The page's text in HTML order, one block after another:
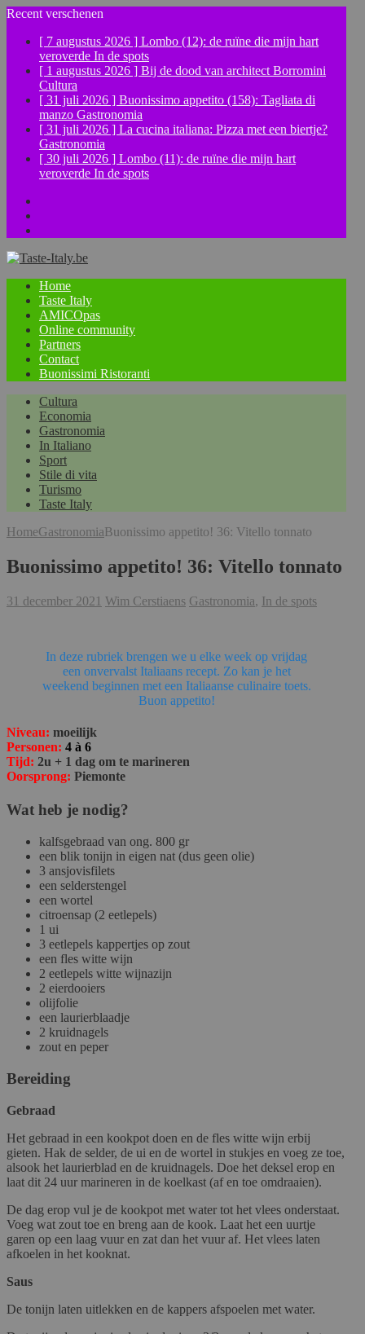
Recent verschenen
[ 7 augustus 2026 ] Lombo (12): de ruïne die mijn hart
veroverde In de spots
[ 1 augustus 2026 ] Bij de dood van architect Borromini
Cultura
[ 31 juli 2026 ] Buonissimo appetito (158): Tagliata di
manzo Gastronomia
[ 31 juli 2026 ] La cucina italiana: Pizza met een biertje?
Gastronomia
[ 30 juli 2026 ] Lombo (11): de ruïne die mijn hart
veroverde In de spots
Home
Taste Italy
AMICOpas
Online community
Partners
Contact
Buonissimi Ristoranti
Cultura
Economia
Gastronomia
In Italiano
Sport
Stile di vita
Turismo
Taste Italy
HomeGastronomiaBuonissimo appetito! 36: Vitello tonnato
Buonissimo appetito! 36: Vitello tonnato
31 december 2021 Wim Cerstiaens Gastronomia, In de spots
In deze rubriek brengen we u elke week op vrijdag
een onvervalst Italiaans recept. Zo kan je het
weekend beginnen met een Italiaanse culinaire toets.
Buon appetito!
Niveau: moeilijk
Personen: 4 à 6
Tijd: 2u + 1 dag om te marineren
Oorsprong: Piemonte
Wat heb je nodig?
kalfsgebraad van ong. 800 gr
een blik tonijn in eigen nat (dus geen olie)
3 ansjovisfilets
een selderstengel
een wortel
citroensap (2 eetlepels)
1 ui
3 eetlepels kappertjes op zout
een fles witte wijn
2 eetlepels witte wijnazijn
2 eierdooiers
olijfolie
een laurierblaadje
2 kruidnagels
zout en peper
Bereiding
Gebraad
Het gebraad in een kookpot doen en de fles witte wijn erbij
gieten. Hak de selder, de ui en de wortel in stukjes en voeg ze toe,
alsook het laurierblad en de kruidnagels. Doe het deksel erop en
laat dit 24 uur marineren in de koelkast (af en toe omdraaien).
De dag erop vul je de kookpot met water tot het vlees onderstaat.
Voeg wat zout toe en breng aan de kook. Laat het een uurtje
garen op een laag vuur en zat dan het vuur af. Het vlees laten
afkoelen in het kooknat.
Saus
De tonijn laten uitlekken en de kappers afspoelen met water.
Schrijf GRATIS in als Ita lo fan !
E-mail
Voornaam
Achternaam
Je schrijft je in voor de newsletter van Taste Italy. Deze is gratis.